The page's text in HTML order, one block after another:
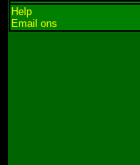
Help
Email ons